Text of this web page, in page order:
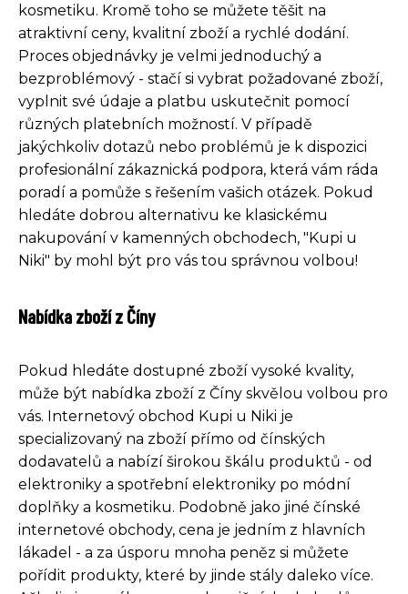
kosmetiku. Kromě toho se můžete těšit na
atraktivní ceny, kvalitní zboží a rychlé dodání.
Proces objednávky je velmi jednoduchý a
bezproblémový - stačí si vybrat požadované zboží,
vyplnit své údaje a platbu uskutečnit pomocí
různých platebních možností. V případě
jakýchkoliv dotazů nebo problémů je k dispozici
profesionální zákaznická podpora, která vám ráda
poradí a pomůže s řešením vašich otázek. Pokud
hledáte dobrou alternativu ke klasickému
nakupování v kamenných obchodech, "Kupi u
Niki" by mohl být pro vás tou správnou volbou!
Nabídka zboží z Číny
Pokud hledáte dostupné zboží vysoké kvality,
může být nabídka zboží z Číny skvělou volbou pro
vás. Internetový obchod Kupi u Niki je
specializovaný na zboží přímo od čínských
dodavatelů a nabízí širokou škálu produktů - od
elektroniky a spotřební elektroniky po módní
doplňky a kosmetiku. Podobně jako jiné čínské
internetové obchody, cena je jedním z hlavních
lákadel - a za úsporu mnoha peněz si můžete
pořídit produkty, které by jinde stály daleko více.